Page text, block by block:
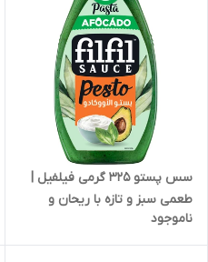
سس پستو 325 گرمی فیلفیل |
طعمی سبز و تازه با ریحان و
مغزها | کد 1862
ناموجود